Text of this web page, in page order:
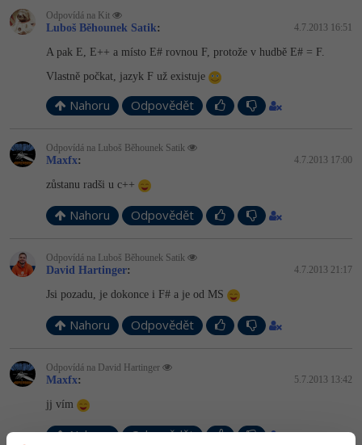
Time management
Windows
Linux
Sítě
Kybernetická bezpečnost
Elektronický podpis
Fórum
Ostatní
Fórum
Odpovídá na Kit
Luboš Běhounek Satik: 4.7.2013 16:51
A pak E, E++ a místo E# rovnou F, protože v hudbě E# = F.
Vlastně počkat, jazyk F už existuje
Nahoru Odpovědět
Odpovídá na Luboš Běhounek Satik
Maxfx: 4.7.2013 17:00
zůstanu radši u c++
Nahoru Odpovědět
Odpovídá na Luboš Běhounek Satik
David Hartinger: 4.7.2013 21:17
Jsi pozadu, je dokonce i F# a je od MS
Nahoru Odpovědět
Odpovídá na David Hartinger
Maxfx: 5.7.2013 13:42
jj vím
Nahoru Odpovědět